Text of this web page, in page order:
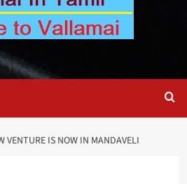
VENTURE IS NOW IN MANDAVELI